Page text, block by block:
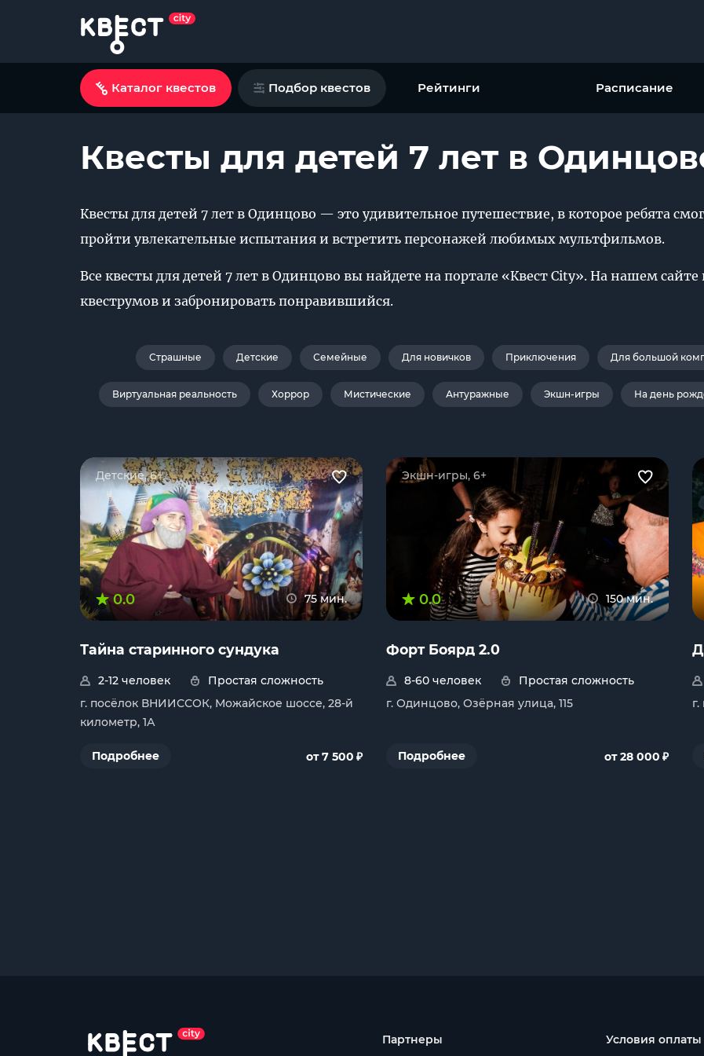
Каталог квестов Подбор квестов Рейтинги Расписание
Квесты для детей 7 лет в
Квесты для детей 7 лет в Одинцово — это удивительное путешествие, в которое ребята
пройти увлекательные испытания и встретить персонажей любимых мультфильмов.
Все квесты для детей 7 лет в Одинцово вы найдете на портале «Квест City». На нашем
квеструмов и забронировать понравившийся.
Страшные Детские Семейные Для новичков Приключения Для большой
Виртуальная реальность Хоррор Мистические Антуражные Экшн-игры На день
Детские, 6+
0.0 75 мин.
Тайна старинного сундука
2-12 человек
Простая сложность
г. посёлок ВНИИССОК, Можайское шоссе, 28-й
километр, 1А
Подробнее от 7 500 ₽
Экшн-игры, 6+
0.0 150 мин.
Форт Боярд 2.0
8-60 человек
Простая сложность
г. Одинцово, Озёрная улица, 115
Подробнее от 28 000 ₽
Партнеры Условия оплаты